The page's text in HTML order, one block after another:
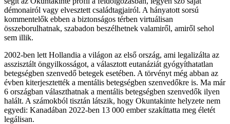
démonairól vagy elvesztett családtagjairól. A hányatott sorsú
kommentelők ebben a biztonságos térben virtuálisan
összeborulhatnak, szabadon beszélhetnek valamiről, amiről sehol
sem illik.
2002-ben lett Hollandia a világon az első ország, ami legalizálta az
asszisztált öngyilkosságot, a választott eutanáziát gyógyíthatatlan
betegségben szenvedő betegek esetében. A törvényt még abban az
évben kiterjesztették a mentális betegségben szenvedőkre is. Ma már
6 országban választhatnak a mentális betegségben szenvedők ilyen
halált. A számokból tisztán látszik, hogy Okuntakinte helyzete nem
egyedi: Kanadában 2022-ben 13 000 ember szakíttatta meg életét
legálisan.